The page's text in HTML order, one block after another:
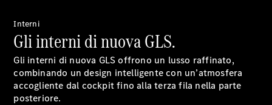
Fissa un
appuntamento
per
l'assistenza
Interni
Gli interni di nuova GLS.
Gli interni di nuova GLS offrono un lusso raffinato,
combinando un design intelligente con un’atmosfera
accogliente dal cockpit fino alla terza fila nella parte
posteriore.